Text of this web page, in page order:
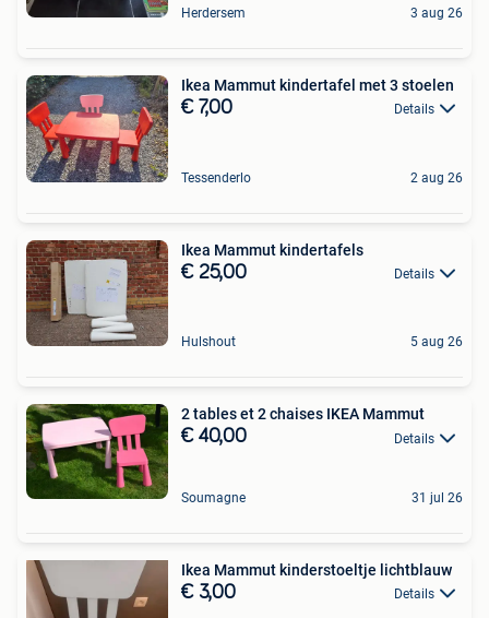
Herdersem 3 aug 26
Ikea Mammut kindertafel met 3 stoelen
€ 7,00 Details
Tessenderlo 2 aug 26
Ikea Mammut kindertafels
€ 25,00 Details
Hulshout 5 aug 26
2 tables et 2 chaises IKEA Mammut
€ 40,00 Details
Soumagne 31 jul 26
Ikea Mammut kinderstoeltje lichtblauw
€ 3,00 Details